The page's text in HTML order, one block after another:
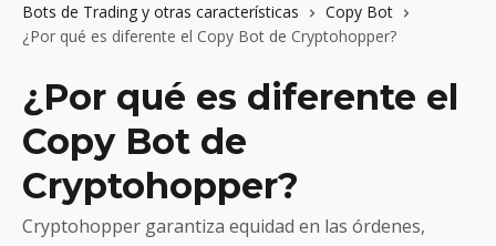
Bots de Trading y otras características
Copy Bot
¿Por qué es diferente el Copy Bot de Cryptohopper?
¿Por qué es diferente el
Copy Bot de
Cryptohopper?
Cryptohopper garantiza equidad en las órdenes,